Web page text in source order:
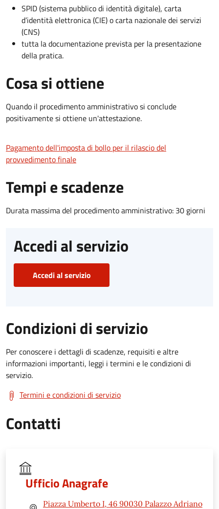
SPID (sistema pubblico di identità digitale), carta
d’identità elettronica (CIE) o carta nazionale dei servizi
(CNS)
tutta la documentazione prevista per la presentazione
della pratica.
Cosa si ottiene
Quando il procedimento amministrativo si conclude
positivamente si ottiene un'attestazione.
Pagamento dell'imposta di bollo per il rilascio del
provvedimento finale
Tempi e scadenze
Durata massima del procedimento amministrativo: 30 giorni
Accedi al servizio
Accedi al servizio
Condizioni di servizio
Per conoscere i dettagli di scadenze, requisiti e altre
informazioni importanti, leggi i termini e le condizioni di
servizio.
Termini e condizioni di servizio
Contatti
Ufficio Anagrafe
Piazza Umberto I, 46 90030 Palazzo Adriano